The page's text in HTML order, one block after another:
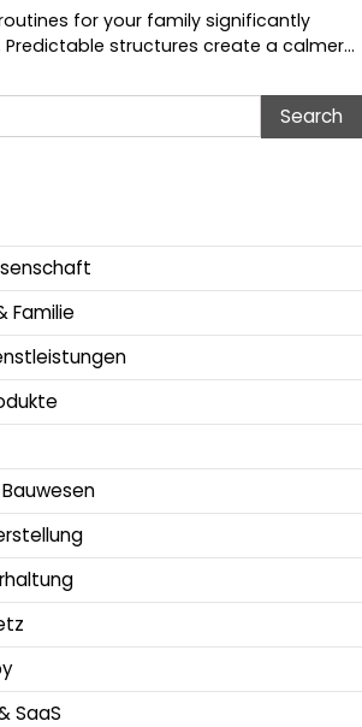
for your family significantly
Predictable structures create a calmer…
Familie
SaaS